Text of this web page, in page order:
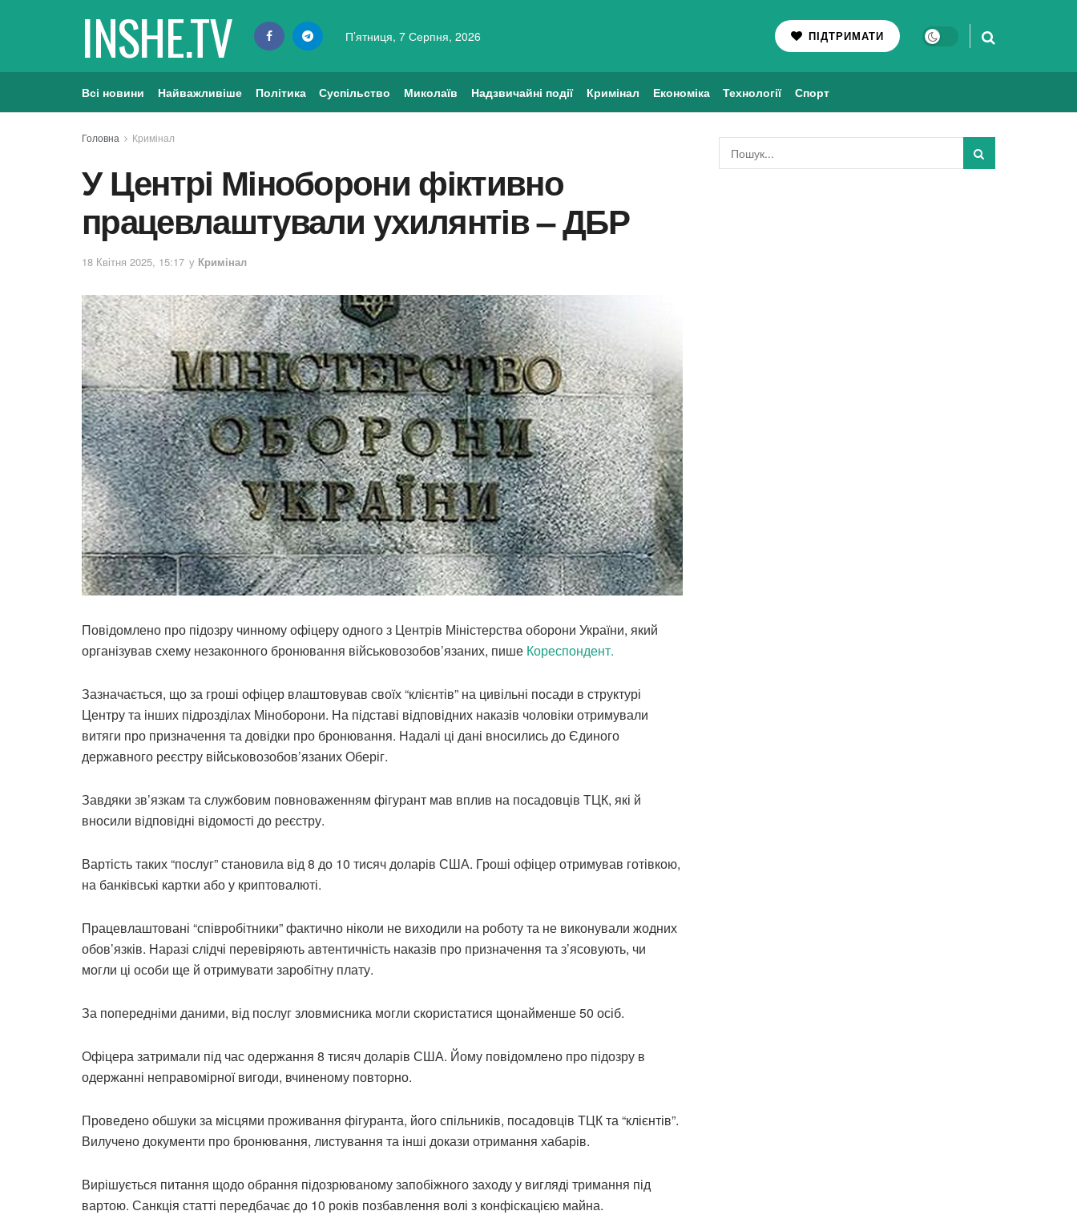
INSHE.TV П’ятниця, 7 Серпня, 2026 ПІДТРИМАТИ
Всі новини Найважливіше Політика Суспільство Миколаїв Надзвичайні події Кримінал Економіка Технології Спорт
Головна Кримінал
У Центрі Міноборони фіктивно
працевлаштували ухилянтів – ДБР
18 Квітня 2025, 15:17 у Кримінал
Повідомлено про підозру чинному офіцеру одного з Центрів Міністерства оборони України, який
організував схему незаконного бронювання військовозобов’язаних, пише Кореспондент.
Зазначається, що за гроші офіцер влаштовував своїх “клієнтів” на цивільні посади в структурі
Центру та інших підрозділах Міноборони. На підставі відповідних наказів чоловіки отримували
витяги про призначення та довідки про бронювання. Надалі ці дані вносились до Єдиного
державного реєстру військовозобов’язаних Оберіг.
Завдяки зв’язкам та службовим повноваженням фігурант мав вплив на посадовців ТЦК, які й
вносили відповідні відомості до реєстру.
Вартість таких “послуг” становила від 8 до 10 тисяч доларів США. Гроші офіцер отримував готівкою,
на банківські картки або у криптовалюті.
Працевлаштовані “співробітники” фактично ніколи не виходили на роботу та не виконували жодних
обов’язків. Наразі слідчі перевіряють автентичність наказів про призначення та з’ясовують, чи
могли ці особи ще й отримувати заробітну плату.
За попередніми даними, від послуг зловмисника могли скористатися щонайменше 50 осіб.
Офіцера затримали під час одержання 8 тисяч доларів США. Йому повідомлено про підозру в
одержанні неправомірної вигоди, вчиненому повторно.
Проведено обшуки за місцями проживання фігуранта, його спільників, посадовців ТЦК та “клієнтів”.
Вилучено документи про бронювання, листування та інші докази отримання хабарів.
Вирішується питання щодо обрання підозрюваному запобіжного заходу у вигляді тримання під
вартою. Санкція статті передбачає до 10 років позбавлення волі з конфіскацією майна.